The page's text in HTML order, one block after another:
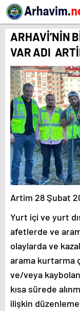
ARHAVİ’NİN
VAR ADI
Artim 28 Şubat
Yurt içi ve yurt
afetlerde ve
olaylarda ve
arama kurtarma
ve/veya
kısa sürede
ilişkin